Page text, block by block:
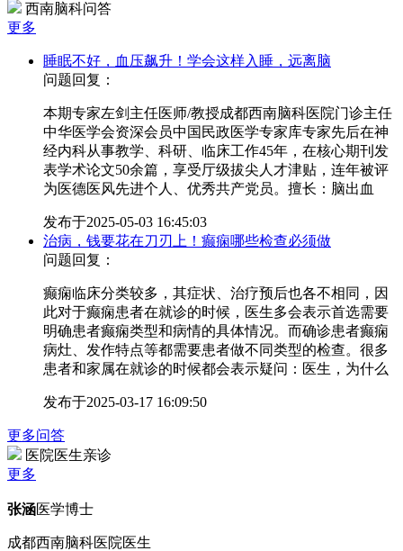
西南脑科问答
更多
睡眠不好，血压飙升！学会这样入睡，远离脑
问题回复：
本期专家左剑主任医师/教授成都西南脑科医院门诊主任
中华医学会资深会员中国民政医学专家库专家先后在神
经内科从事教学、科研、临床工作45年，在核心期刊发
表学术论文50余篇，享受厅级拔尖人才津贴，连年被评
为医德医风先进个人、优秀共产党员。擅长：脑出血
发布于2025-05-03 16:45:03
治病，钱要花在刀刃上！癫痫哪些检查必须做
问题回复：
癫痫临床分类较多，其症状、治疗预后也各不相同，因
此对于癫痫患者在就诊的时候，医生多会表示首选需要
明确患者癫痫类型和病情的具体情况。而确诊患者癫痫
病灶、发作特点等都需要患者做不同类型的检查。很多
患者和家属在就诊的时候都会表示疑问：医生，为什么
发布于2025-03-17 16:09:50
更多问答
医院医生亲诊
更多
张涵医学博士
成都西南脑科医院医生